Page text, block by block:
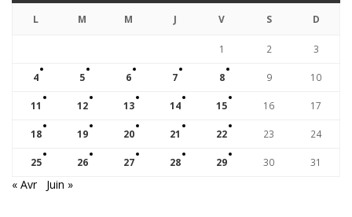
L M M J V S D
1 2 3
4 5 6 7 8 9 10
11 12 13 14 15 16 17
18 19 20 21 22 23 24
25 26 27 28 29 30 31
« Avr Juin »